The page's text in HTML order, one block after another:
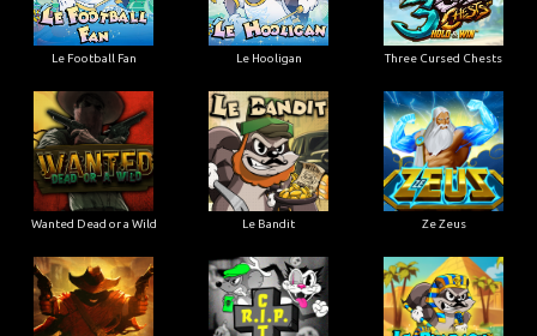
Le Football Fan Le Hooligan Three Cursed Chests
Wanted Dead or a Wild Le Bandit Ze Zeus